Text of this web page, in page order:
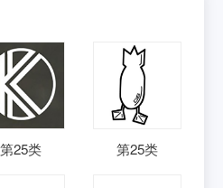
第25类 第25类